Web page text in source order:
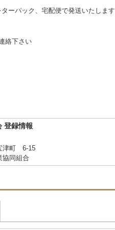
ーパック、宅配便で発送いたします
絡下さい
登録情報
津町 6-15
協同組合